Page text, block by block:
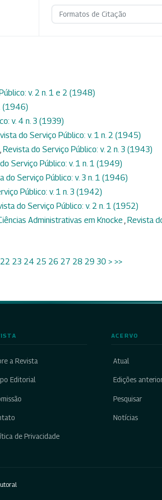
Formatos de Citação
v. 2 n. 1 e 2 (1948)
(1946)
v. 4 n. 3 (1939)
do Serviço Público: v. 1 n. 2 (1945)
, Revista do Serviço Público: v. 2 n. 3 (1943)
Serviço Público: v. 1 n. 1 (1949)
do Serviço Público: v. 3 n. 1 (1946)
Público: v. 1 n. 3 (1942)
do Serviço Público: v. 2 n. 1 (1952)
Administrativas em Knocke , Revista
22 23 24 25 26 27 28 29 30 > >>
a Revista
Editorial
de Privacidade
ACERVO
Atual
Edições
Pesquisar
Notícias